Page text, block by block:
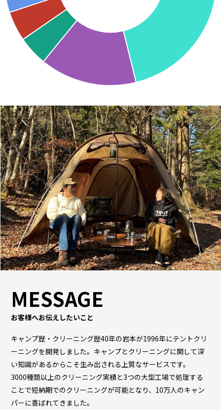
MESSAGE
お客様へお伝えしたいこと
キャンプ歴・クリーニング歴40年の岩本が1996年にテントクリ
ーニングを開発しました。キャンプとクリーニングに関して深
い知識があるからこそ生み出される上質なサービスです。
3000種類以上のクリーニング実績と3つの大型工場で処理する
ことで短納期でのクリーニングが可能となり、10万人のキャン
パーに喜ばれてきました。